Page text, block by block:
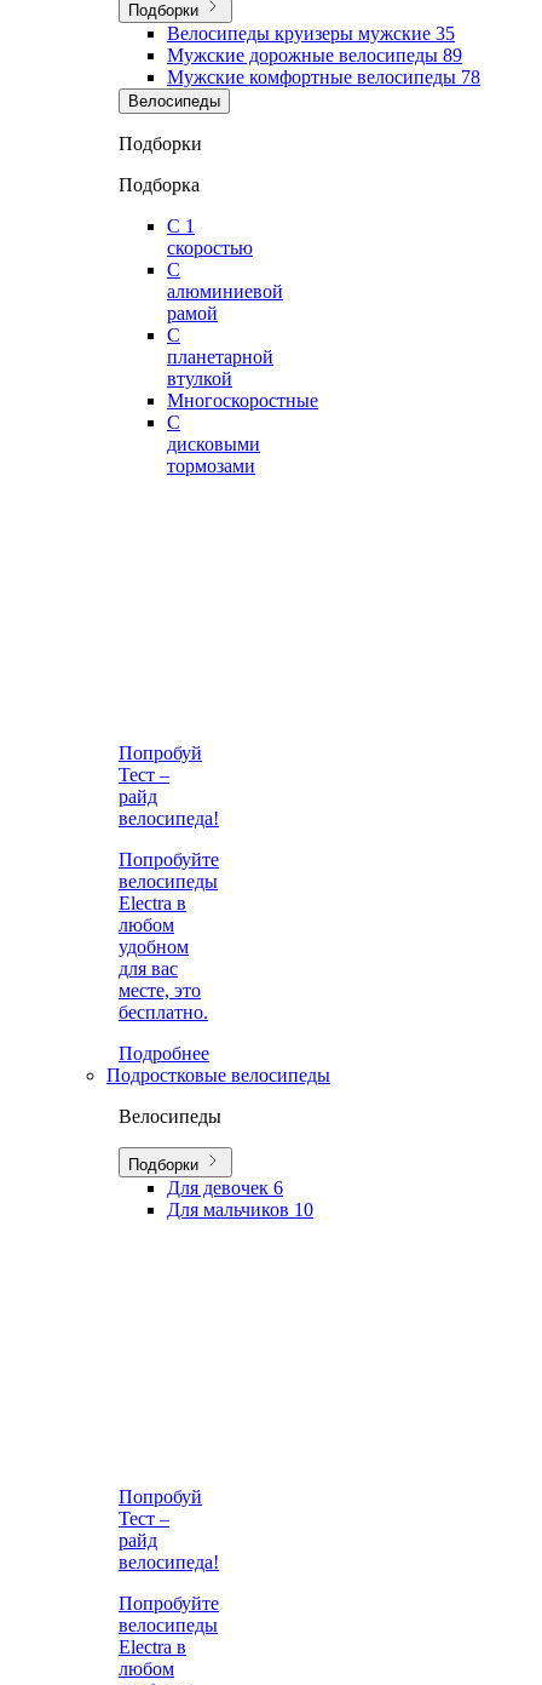
Подборки
Велосипеды круизеры мужские 35
Мужские дорожные велосипеды 89
Мужские комфортные велосипеды 78
Велосипеды
Подборки
Подборка
С 1
скоростью
С
алюминиевой
рамой
С
планетарной
втулкой
Многоскоростные
С
дисковыми
тормозами
Попробуй
Тест –
райд
велосипеда!
Попробуйте
велосипеды
Electra в
любом
удобном
для вас
месте, это
бесплатно.
Подробнее
Подростковые велосипеды
Велосипеды
Подборки
Для девочек 6
Для мальчиков 10
Попробуй
Тест –
райд
велосипеда!
Попробуйте
велосипеды
Electra в
любом